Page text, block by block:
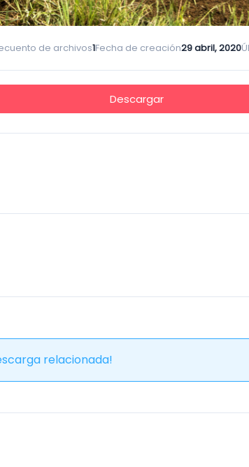
de archivos1Fecha de creación29 abril, 2020
Descargar
relacionada!